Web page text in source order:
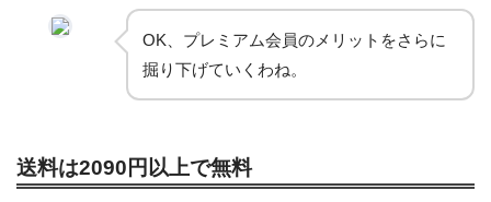
OK、プレミアム会員のメリットをさらに
掘り下げていくわね。
送料は2090円以上で無料